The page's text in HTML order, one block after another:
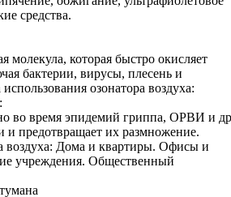
средства.
молекула, которая быстро окисляет
бактерии, вирусы, плесень и
озонатора воздуха:
во время эпидемий гриппа, ОРВИ и
и предотвращает их размножение.
воздуха: Дома и квартиры. Офисы и
учреждения. Общественный